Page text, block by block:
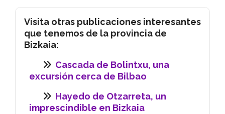
Visita otras publicaciones interesantes
que tenemos de la provincia de
Bizkaia:
Cascada de Bolintxu, una
excursión cerca de Bilbao
Hayedo de Otzarreta, un
imprescindible en Bizkaia